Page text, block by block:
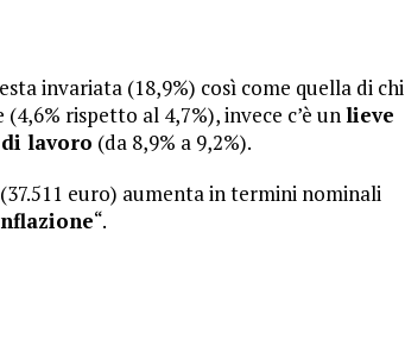
invariata (18,9%) così come quella di chi
rispetto al 4,7%), invece c’è unlieve
lavoro (da 8,9% a 9,2%).
euro) aumenta in termini nominali
“.